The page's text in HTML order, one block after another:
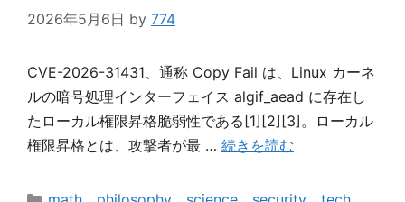
2026年5月6日 by 774
CVE-2026-31431、通称 Copy Fail は、Linux カーネ
ルの暗号処理インターフェイス algif_aead に存在し
たローカル権限昇格脆弱性である[1][2][3]。ローカル
権限昇格とは、攻撃者が最 … 続きを読む
カ